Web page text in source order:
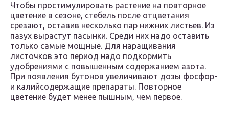
Чтобы простимулировать растение на повторное
цветение в сезоне, стебель после отцветания
срезают, оставив несколько пар нижних листьев. Из
пазух вырастут пасынки. Среди них надо оставить
только самые мощные. Для наращивания
листочков это период надо подкормить
удобрениями с повышенным содержанием азота.
При появления бутонов увеличивают дозы фосфор-
и калийсодержащие препараты. Повторное
цветение будет менее пышным, чем первое.